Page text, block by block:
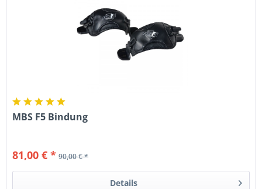
MBS F5 Bindung
81,00 € * 90,00 € *
Details